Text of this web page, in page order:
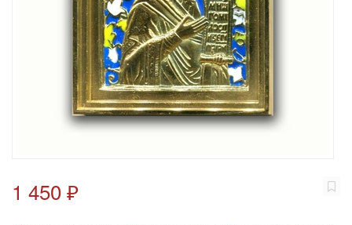
1 450 ₽